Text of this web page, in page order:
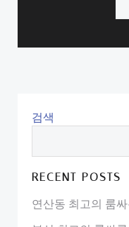
검색
RECENT POSTS
연산동 최고의 룸